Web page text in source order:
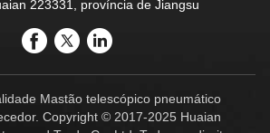
223331, província de Jiangsu
Mastão telescópico pneumático
Copyright © 2017-2025 Huaian